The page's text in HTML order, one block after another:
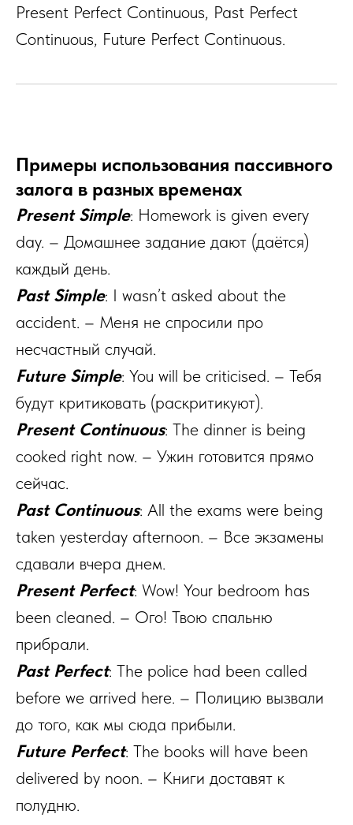
Present Perfect Continuous, Past Perfect
Continuous, Future Perfect Continuous.
Примеры использования пассивного
залога в разных временах
Present Simple: Homework is given every
day. – Домашнее задание дают (даётся)
каждый день.
Past Simple: I wasn’t asked about the
accident. – Меня не спросили про
несчастный случай.
Future Simple: You will be criticised. – Тебя
будут критиковать (раскритикуют).
Present Continuous: The dinner is being
cooked right now. – Ужин готовится прямо
сейчас.
Past Continuous: All the exams were being
taken yesterday afternoon. – Все экзамены
сдавали вчера днем.
Present Perfect: Wow! Your bedroom has
been cleaned. – Ого! Твою спальню
прибрали.
Past Perfect: The police had been called
before we arrived here. – Полицию вызвали
до того, как мы сюда прибыли.
Future Perfect: The books will have been
delivered by noon. – Книги доставят к
полудню.